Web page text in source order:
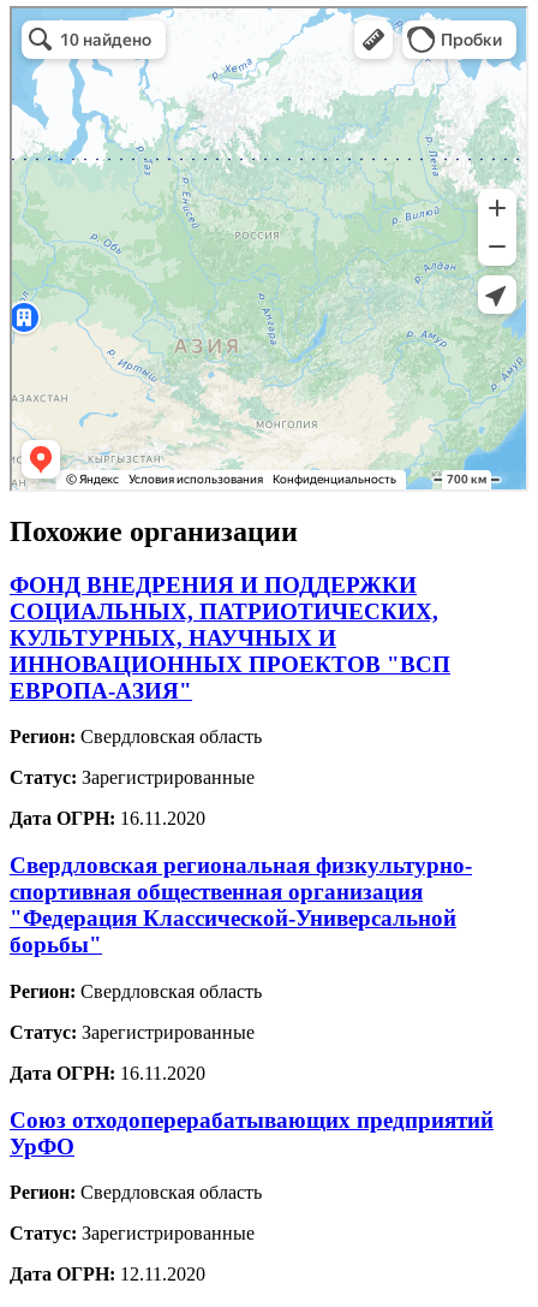
Похожие организации
ФОНД ВНЕДРЕНИЯ И ПОДДЕРЖКИ
СОЦИАЛЬНЫХ, ПАТРИОТИЧЕСКИХ,
КУЛЬТУРНЫХ, НАУЧНЫХ И
ИННОВАЦИОННЫХ ПРОЕКТОВ "ВСП
ЕВРОПА-АЗИЯ"
Регион: Свердловская область
Статус: Зарегистрированные
Дата ОГРН: 16.11.2020
Свердловская региональная физкультурно-
спортивная общественная организация
"Федерация Классической-Универсальной
борьбы"
Регион: Свердловская область
Статус: Зарегистрированные
Дата ОГРН: 16.11.2020
Союз отходоперерабатывающих предприятий
УрФО
Регион: Свердловская область
Статус: Зарегистрированные
Дата ОГРН: 12.11.2020